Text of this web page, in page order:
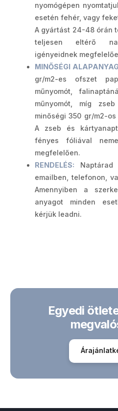
nyomógépen
esetén fehér, vagy
A gyártást 24-48 órán
teljesen eltérő
igényeidnek
MINŐSÉGI
gr/m2-es ofszet
műnyomót,
műnyomót, míg
minőségi 350 gr/m2-
A zseb és
fényes fóliával
megfelelően.
RENDELÉS: Naptárad
emailben, telefonon,
Amennyiben a
anyagot minden
kérjük leadni.
Egyedi